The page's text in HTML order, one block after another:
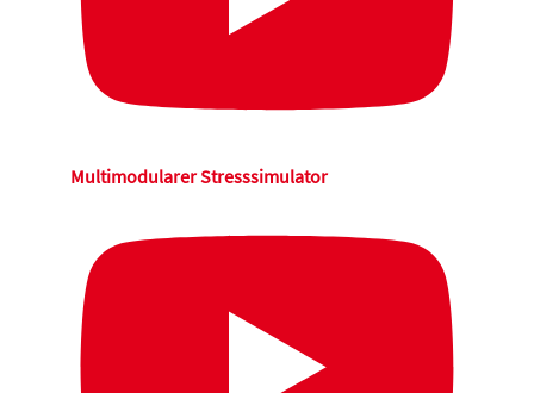
Multimodularer Stresssimulator